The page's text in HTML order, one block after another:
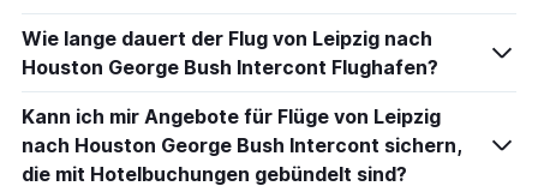
Wie lange dauert der Flug von Leipzig nach
Houston George Bush Intercont Flughafen?
Kann ich mir Angebote für Flüge von Leipzig
nach Houston George Bush Intercont sichern,
die mit Hotelbuchungen gebündelt sind?